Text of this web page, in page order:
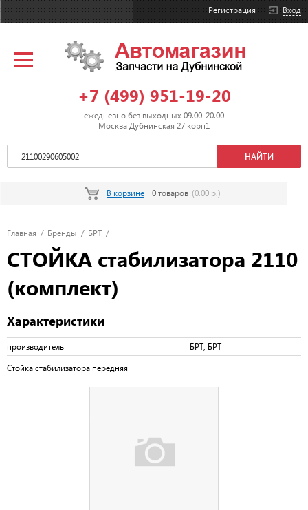
Вход
Регистрация
+7 (499) 951-19-20
ежедневно без выходных 09.00-20.00
Москва Дубнинская 27 корп1
В корзине 0 товаров (0.00 р.)
Главная / Бренды / БРТ /
СТОЙКА стабилизатора 2110
(комплект)
Характеристики
производитель БРТ, БРТ
Стойка стабилизатора передняя